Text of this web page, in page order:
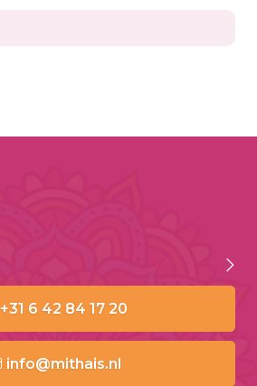
+31 6 42 84 17 20
info@mithais.nl